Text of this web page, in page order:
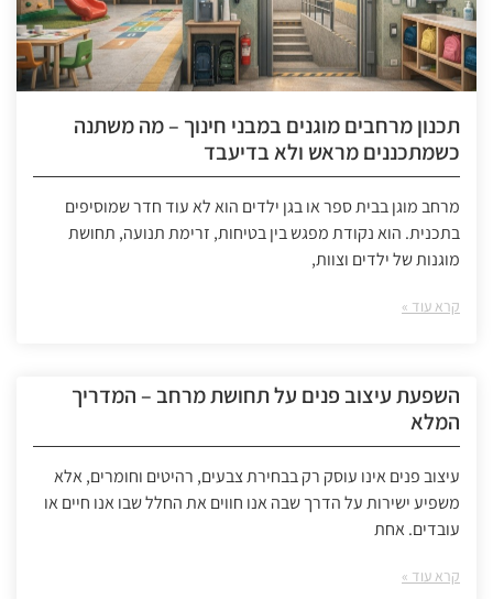
תכנון מרחבים מוגנים במבני חינוך – מה משתנה
כשמתכננים מראש ולא בדיעבד
מרחב מוגן בבית ספר או בגן ילדים הוא לא עוד חדר שמוסיפים
בתכנית. הוא נקודת מפגש בין בטיחות, זרימת תנועה, תחושת
מוגנות של ילדים וצוות,
קרא עוד »
השפעת עיצוב פנים על תחושת מרחב – המדריך
המלא
עיצוב פנים אינו עוסק רק בבחירת צבעים, רהיטים וחומרים, אלא
משפיע ישירות על הדרך שבה אנו חווים את החלל שבו אנו חיים או
עובדים. אחת
קרא עוד »